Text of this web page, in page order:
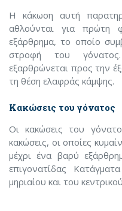
Η κάκωση αυτή
αθλούνται για πρώτη
εξάρθρημα, το οποίο
στροφή του
εξαρθρώνεται προς την
τη θέση ελαφράς κάμψης.
Κακώσεις του γόνατος
Οι κακώσεις του
κακώσεις, οι οποίες
μέχρι ένα βαρύ
επιγονατίδας
μηριαίου και του